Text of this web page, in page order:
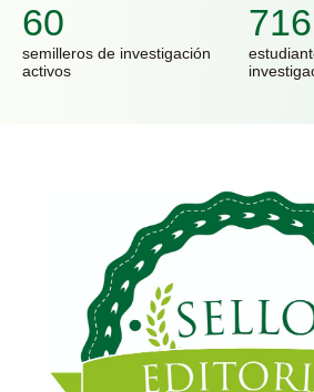
60
semilleros de investigación
activos
716